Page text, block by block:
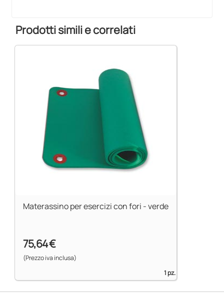
Prodotti simili e correlati
Materassino per esercizi con fori - verde
75,64 €
(Prezzo iva inclusa)
1 pz.